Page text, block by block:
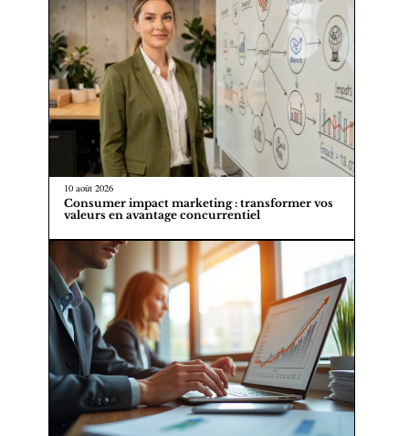
10 août 2026
Consumer impact marketing : transformer vos
valeurs en avantage concurrentiel